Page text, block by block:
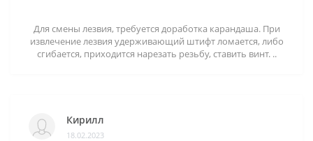
Для смены лезвия, требуется доработка карандаша. При
извлечение лезвия удерживающий штифт ломается, либо
сгибается, приходится нарезать резьбу, ставить винт. ..
Кирилл
18.02.2023